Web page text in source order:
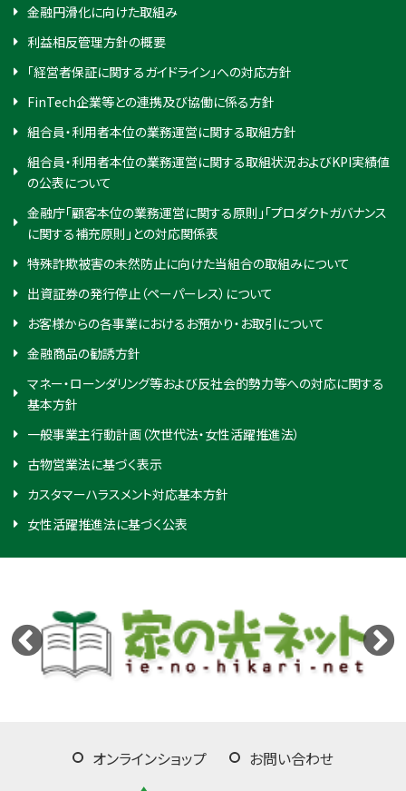
金融円滑化に向けた取組み
利益相反管理方針の概要
「経営者保証に関するガイドライン」への対応方針
FinTech企業等との連携及び協働に係る方針
組合員・利用者本位の業務運営に関する取組方針
組合員・利用者本位の業務運営に関する取組状況およびKPI実績値
の公表について
金融庁「顧客本位の業務運営に関する原則」「プロダクトガバナンス
に関する補充原則」との対応関係表
特殊詐欺被害の未然防止に向けた当組合の取組みについて
出資証券の発行停止（ペーパーレス）について
お客様からの各事業におけるお預かり・お取引について
金融商品の勧誘方針
マネー・ローンダリング等および反社会的勢力等への対応に関する
基本方針
一般事業主行動計画（次世代法・女性活躍推進法）
古物営業法に基づく表示
カスタマーハラスメント対応基本方針
女性活躍推進法に基づく公表
オンラインショップ お問い合わせ